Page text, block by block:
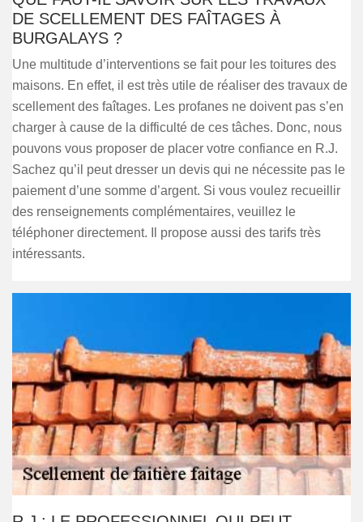
DE SCELLEMENT DES FAÎTAGES À
BURGALAYS ?
Une multitude d’interventions se fait pour les toitures des
maisons. En effet, il est très utile de réaliser des travaux de
scellement des faîtages. Les profanes ne doivent pas s’en
charger à cause de la difficulté de ces tâches. Donc, nous
pouvons vous proposer de placer votre confiance en R.J.
Sachez qu’il peut dresser un devis qui ne nécessite pas le
paiement d’une somme d’argent. Si vous voulez recueillir
des renseignements complémentaires, veuillez le
téléphoner directement. Il propose aussi des tarifs très
intéressants.